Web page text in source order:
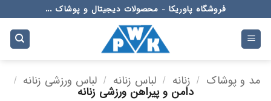
to
content
فروشگاه پاوریکا - محصولات دیجیتال و پوشاک ...
مد و پوشاک / زنانه / لباس زنانه / لباس ورزشی زنانه /
دامن و پیراهن ورزشی زنانه